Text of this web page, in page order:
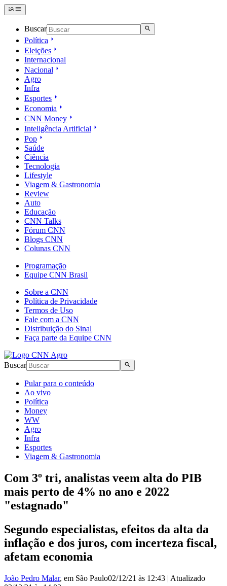
Buscar
Política
Eleições
Internacional
Nacional
Agro
Infra
Esportes
Economia
CNN Money
Inteligência Artificial
Pop
Saúde
Ciência
Tecnologia
Lifestyle
Viagem & Gastronomia
Review
Auto
Educação
CNN Talks
Fórum CNN
Blogs CNN
Colunas CNN
Programação
Equipe CNN Brasil
Sobre a CNN
Política de Privacidade
Termos de Uso
Fale com a CNN
Distribuição do Sinal
Faça parte da Equipe CNN
Buscar
Pular para o conteúdo
Ao vivo
Política
Money
WW
Agro
Infra
Esportes
Viagem & Gastronomia
Com 3º tri, analistas veem alta do PIB
mais perto de 4% no ano e 2022
"estagnado"
Segundo especialistas, efeitos da alta da
inflação e dos juros, com incerteza fiscal,
afetam economia
João Pedro Malar, em São Paulo02/12/21 às 12:43 | Atualizado